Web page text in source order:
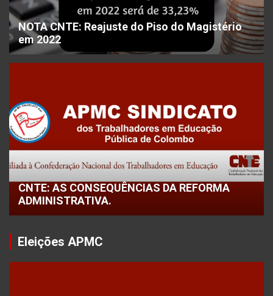
NOTA CNTE: Reajuste do Piso do Magistério
em 2022
CNTE: AS CONSEQUÊNCIAS DA REFORMA
ADMINISTRATIVA.
Eleições APMC